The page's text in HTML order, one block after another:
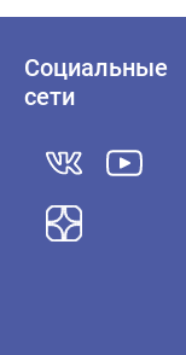
Социальные
сети